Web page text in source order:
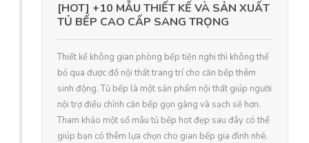
[HOT] +10 MẪU THIẾT KẾ VÀ SẢN XUẤT
TỦ BẾP CAO CẤP SANG TRỌNG
Thiết kế không gian phòng bếp tiện nghi thì không thể
bỏ qua được đồ nội thất trang trí cho căn bếp thêm
sinh động. Tủ bếp là một sản phẩm nội thất giúp người
nội trợ điều chỉnh căn bếp gọn gàng và sạch sẽ hơn.
Tham khảo một số mẫu tủ bếp hot đẹp sau đây có thể
giúp bạn có thêm lựa chọn cho gian bếp gia đình nhé.